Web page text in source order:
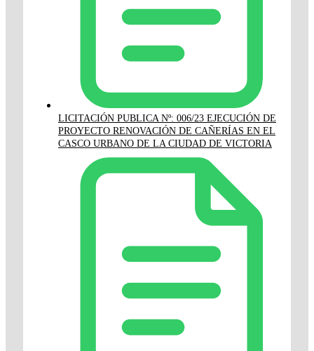
LICITACIÓN PUBLICA Nº: 006/23 EJECUCIÓN DE
PROYECTO RENOVACIÓN DE CAÑERÍAS EN EL
CASCO URBANO DE LA CIUDAD DE VICTORIA